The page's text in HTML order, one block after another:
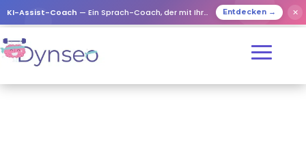
KI-Assist-Coach — Ein Sprach-Coach, der mit Ihren Lieben spielt Entdecken → ✕